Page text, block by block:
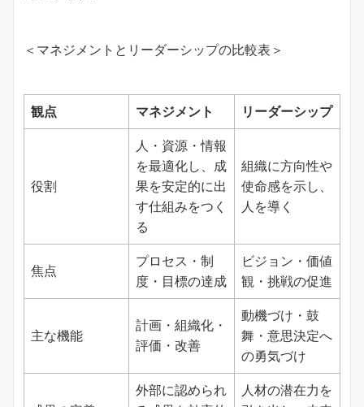
＜マネジメントとリーダーシップの比較表＞
観点 マネジメント リーダーシップ
役割
人・資源・情報
を最適化し、成
果を安定的に出
す仕組みをつく
る
組織に方向性や
使命感を示し、
人を導く
焦点
プロセス・制
度・目標の達成
ビジョン・価値
観・挑戦の促進
主な機能
計画・組織化・
評価・改善
動機づけ・鼓
舞・意思決定へ
の勇気づけ
外部に認められ
人材の潜在力を